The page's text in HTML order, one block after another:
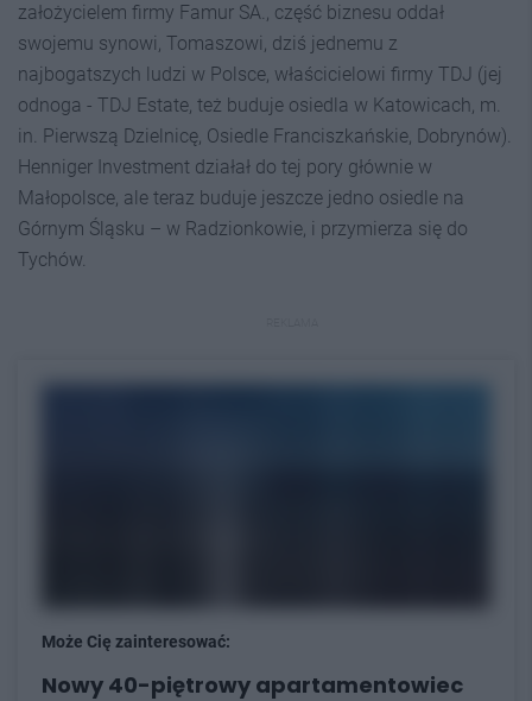
założycielem firmy Famur SA., część biznesu oddał
swojemu synowi, Tomaszowi, dziś jednemu z
najbogatszych ludzi w Polsce, właścicielowi firmy TDJ (jej
odnoga - TDJ Estate, też buduje osiedla w Katowicach, m.
in. Pierwszą Dzielnicę, Osiedle Franciszkańskie, Dobrynów).
Henniger Investment działał do tej pory głównie w
Małopolsce, ale teraz buduje jeszcze jedno osiedle na
Górnym Śląsku – w Radzionkowie, i przymierza się do
Tychów.
Może Cię zainteresować:
Nowy 40-piętrowy apartamentowiec